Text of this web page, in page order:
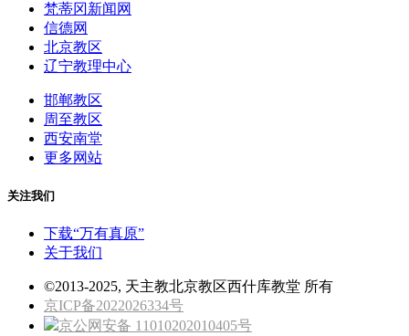
梵蒂冈新闻网
信德网
北京教区
辽宁教理中心
邯郸教区
周至教区
西安南堂
更多网站
关注我们
下载“万有真原”
关于我们
©2013-2025, 天主教北京教区西什库教堂 所有
京ICP备2022026334号
京公网安备 11010202010405号